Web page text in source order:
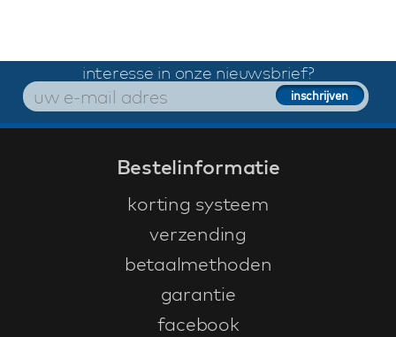
interesse in onze nieuwsbrief?
Bestelinformatie
korting systeem
verzending
betaalmethoden
garantie
facebook